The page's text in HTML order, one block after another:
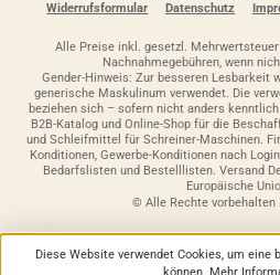
Widerrufsformular
Datenschutz
Alle Preise inkl. gesetzl. Mehrwertsteuer
Nachnahmegebühren, wenn
Gender-Hinweis: Zur besseren Lesbarkeit
generische Maskulinum verwendet. Die
beziehen sich – sofern nicht anders
B2B-Katalog und Online-Shop für die
und Schleifmittel für Schreiner-Maschinen.
Konditionen, Gewerbe-Konditionen nach
Bedarfslisten und Bestelllisten. Versand
Europäische
© Alle Rechte vorbehalten
Diese Website verwendet Cookies, um eine
können. Mehr